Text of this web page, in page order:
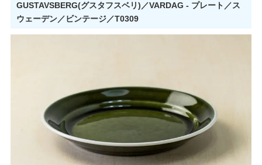
GUSTAVSBERG(グスタフスベリ)／VARDAG - プレート／ス
ウェーデン／ビンテージ／T0309